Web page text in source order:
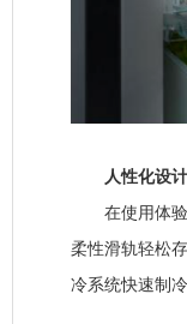
人性化设计
在使用体验方
柔性滑轨轻松
冷系统快速制